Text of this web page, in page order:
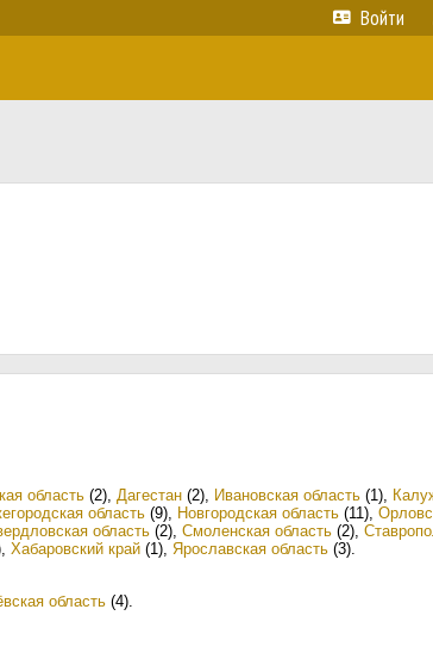
Войти
область (2), Дагестан (2), Ивановская область (1),
область (9), Новгородская область (11),
область (2), Смоленская область (2),
, Хабаровский край (1), Ярославская область (3).
область (4).